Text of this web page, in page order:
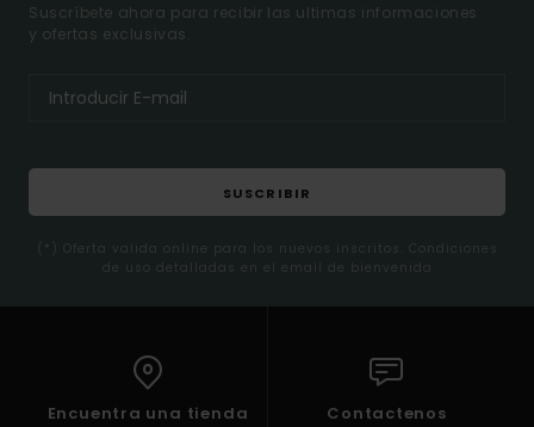
Suscríbete ahora para recibir las ultimas informaciones
y ofertas exclusivas.
SUSCRIBIR
(*) Oferta valida online para los nuevos inscritos. Condiciones
de uso detalladas en el email de bienvenida
Encuentra una tienda Contactenos